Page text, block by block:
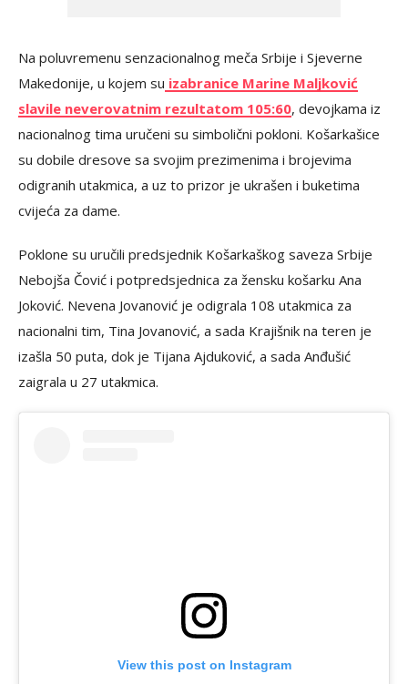
Na poluvremenu senzacionalnog meča Srbije i Sjeverne
Makedonije, u kojem su izabranice Marine Maljković
slavile neverovatnim rezultatom 105:60, devojkama iz
nacionalnog tima uručeni su simbolični pokloni. Košarkašice
su dobile dresove sa svojim prezimenima i brojevima
odigranih utakmica, a uz to prizor je ukrašen i buketima
cvijeća za dame.
Poklone su uručili predsjednik Košarkaškog saveza Srbije
Nebojša Čović i potpredsjednica za žensku košarku Ana
Joković. Nevena Jovanović je odigrala 108 utakmica za
nacionalni tim, Tina Jovanović, a sada Krajišnik na teren je
izašla 50 puta, dok je Tijana Ajduković, a sada Anđušić
zaigrala u 27 utakmica.
View this post on Instagram